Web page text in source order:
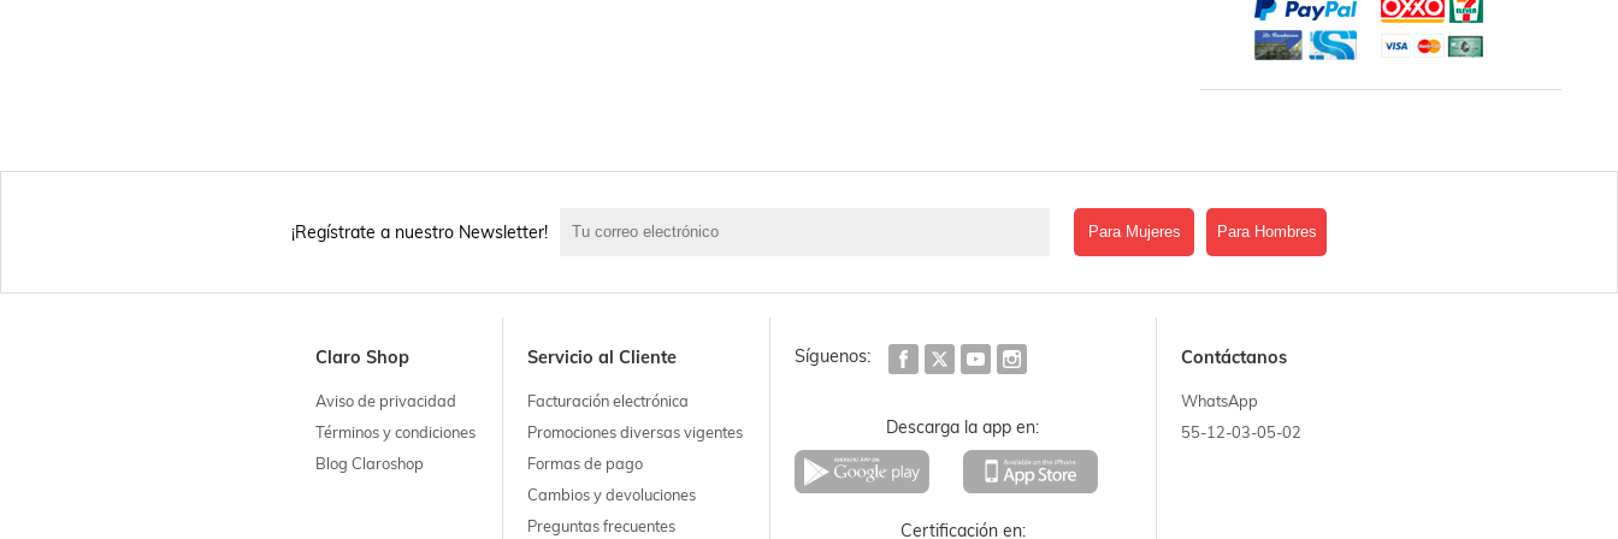
¡Regístrate a nuestro Newsletter! Para Mujeres Para Hombres
Claro Shop
Aviso de privacidad
Términos y condiciones
Blog Claroshop
Servicio al Cliente
Facturación electrónica
Promociones diversas vigentes
Formas de pago
Cambios y devoluciones
Preguntas frecuentes
Síguenos:
Descarga la app en:
Certificación en:
Contáctanos
WhatsApp
55-12-03-05-02